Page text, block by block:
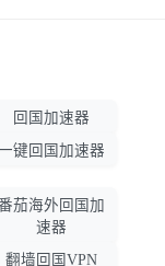
回国加速器
键回国加速器
茄海外回国加
速器
翻墙回国VPN